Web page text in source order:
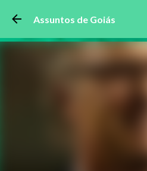
Pular para o
Assuntos de Goiás